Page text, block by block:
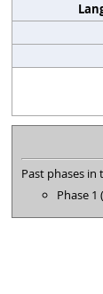
Past phases
Phase 1